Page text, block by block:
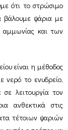
ότι το στρώσιμο
βάλουμε ψάρια με
αμμωνίας και των
είναι η μέθοδος
νερό το ενυδρείο,
λειτουργία τον
ανθεκτικά στις
τέτοιων ψαριών